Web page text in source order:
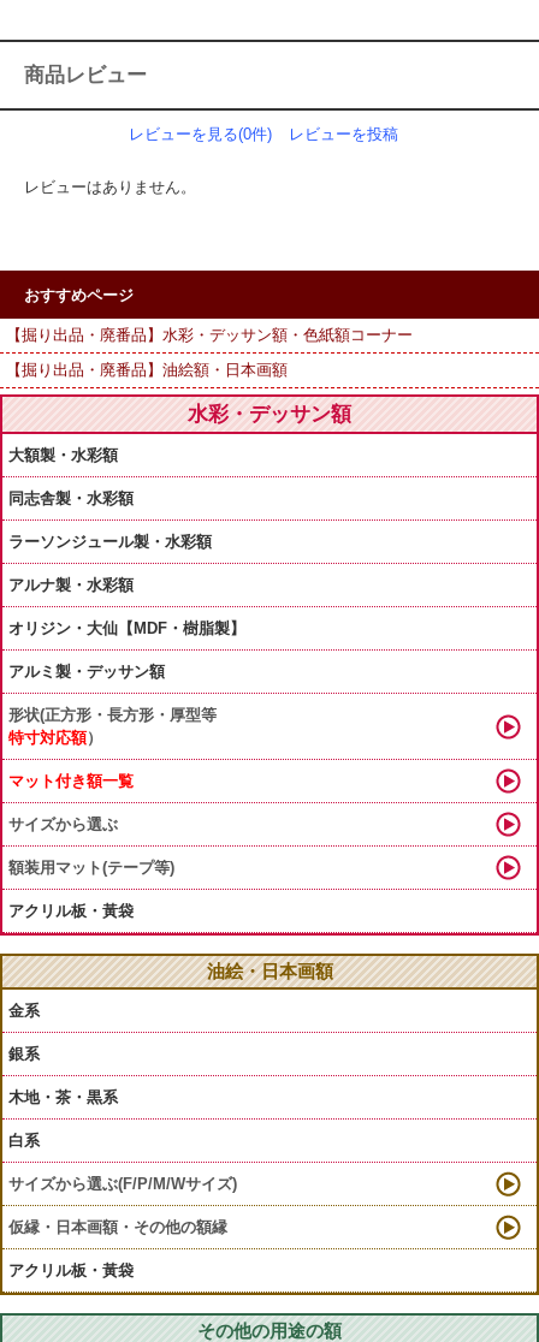
商品レビュー
レビューを見る(0件) レビューを投稿
レビューはありません。
おすすめページ
【掘り出品・廃番品】水彩・デッサン額・色紙額コーナー
【掘り出品・廃番品】油絵額・日本画額
水彩・デッサン額
大額製・水彩額
同志舎製・水彩額
ラーソンジュール製・水彩額
アルナ製・水彩額
オリジン・大仙【MDF・樹脂製】
アルミ製・デッサン額
形状(正方形・長方形・厚型等
特寸対応額）
マット付き額一覧
サイズから選ぶ
額装用マット(テープ等)
アクリル板・黃袋
油絵・日本画額
金系
銀系
木地・茶・黒系
白系
サイズから選ぶ(F/P/M/Wサイズ)
仮縁・日本画額・その他の額縁
アクリル板・黃袋
その他の用途の額